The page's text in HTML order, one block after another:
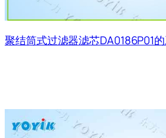
聚结筒式过滤器滤芯DA0186P01